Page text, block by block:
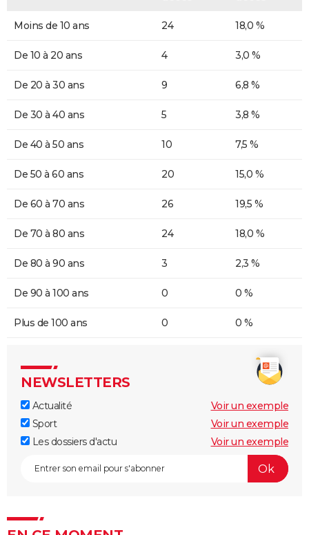
Moins de 10 ans 24 18,0 %
De 10 à 20 ans 4 3,0 %
De 20 à 30 ans 9 6,8 %
De 30 à 40 ans 5 3,8 %
De 40 à 50 ans 10 7,5 %
De 50 à 60 ans 20 15,0 %
De 60 à 70 ans 26 19,5 %
De 70 à 80 ans 24 18,0 %
De 80 à 90 ans 3 2,3 %
De 90 à 100 ans 0 0 %
Plus de 100 ans 0 0 %
NEWSLETTERS
Actualité
Voir un exemple
Sport
Voir un exemple
Les dossiers d'actu
Voir un exemple